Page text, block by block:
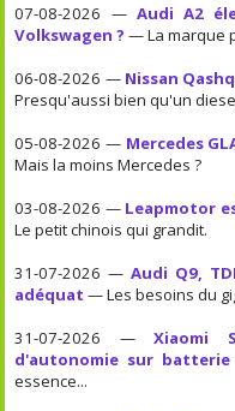
07-08-2026 — Audi A2
Volkswagen ? — La marque
06-08-2026 — Nissan
Presqu'aussi bien qu'un
05-08-2026 — Mercedes
Mais la moins Mercedes ?
03-08-2026 — Leapmotor
Le petit chinois qui grandit.
31-07-2026 —Audi Q9,
adéquat — Les besoins du
31-07-2026 —Xiaomi
d'autonomie sur batterie
essence...